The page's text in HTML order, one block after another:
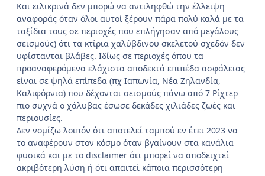
Και ειλικρινά δεν μπορώ να αντιληφθώ την έλλειψη
αναφοράς όταν όλοι αυτοί ξέρουν πάρα πολύ καλά με τα
ταξίδια τους σε περιοχές που επλήγησαν από μεγάλους
σεισμούς) ότι τα κτίρια χαλύβδινου σκελετού σχεδόν δεν
υφίστανται βλάβες. Ιδίως σε περιοχές όπου τα
προαναφερόμενα ελάχιστα αποδεκτά επιπέδα ασφάλειας
είναι σε ψηλά επίπεδα (πχ Ιαπωνία, Νέα Ζηλανδία,
Καλιφόρνια) που δέχονται σεισμούς πάνω από 7 Ρίχτερ
πιο συχνά ο χάλυβας έσωσε δεκάδες χιλιάδες ζωές και
περιουσίες.
Δεν νομίζω λοιπόν ότι αποτελεί ταμπού εν έτει 2023 να
το αναφέρουν στον κόσμο όταν βγαίνουν στα κανάλια
φυσικά και με το disclaimer ότι μπορεί να αποδειχτεί
ακριβότερη λύση ή ότι απαιτεί κάποια περισσότερη